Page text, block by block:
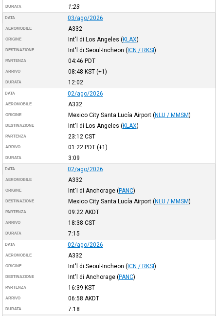
DURATA 1:23
DATA 03/ago/2026
AEROMOBILE A332
ORIGINE Int'l di Los Angeles (KLAX)
DESTINAZIONE Int'l di Seoul-Incheon (ICN / RKSI)
PARTENZA 04:46 PDT
ARRIVO 08:48 KST(+1)
DURATA 12:02
DATA 02/ago/2026
AEROMOBILE A332
ORIGINE Mexico City Santa Lucía Airport (NLU / MMSM)
DESTINAZIONE Int'l di Los Angeles (KLAX)
PARTENZA 23:12 CST
ARRIVO 01:22 PDT(+1)
DURATA 3:09
DATA 02/ago/2026
AEROMOBILE A332
ORIGINE Int'l di Anchorage (PANC)
DESTINAZIONE Mexico City Santa Lucía Airport (NLU / MMSM)
PARTENZA 09:22 AKDT
ARRIVO 18:38 CST
DURATA 7:15
DATA 02/ago/2026
AEROMOBILE A332
ORIGINE Int'l di Seoul-Incheon (ICN / RKSI)
DESTINAZIONE Int'l di Anchorage (PANC)
PARTENZA 16:39 KST
ARRIVO 06:58 AKDT
DURATA 7:18